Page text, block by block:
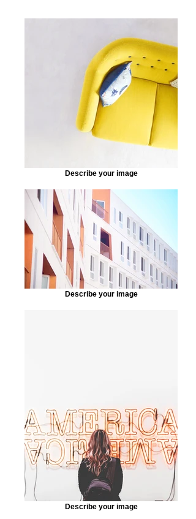
Describe your image
Describe your image
Describe your image